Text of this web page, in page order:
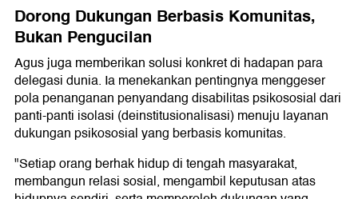
Dorong Dukungan Berbasis Komunitas,
Bukan Pengucilan
Agus juga memberikan solusi konkret di hadapan para
delegasi dunia. Ia menekankan pentingnya menggeser
pola penanganan penyandang disabilitas psikososial dari
panti-panti isolasi (deinstitusionalisasi) menuju layanan
dukungan psikososial yang berbasis komunitas.
"Setiap orang berhak hidup di tengah masyarakat,
membangun relasi sosial, mengambil keputusan atas